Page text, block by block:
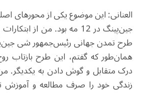
العنانی: این موضوع یکی از محورهای
جین‌پینگ در 12 مه بود. من از
طرح تمدن جهانی رئیس‌جمهور شی
همان‌طور که گفتم، این طرح بازتاب
درک متقابل و گوش دادن به
زندگی خود را صرف مطالعه و آموزش